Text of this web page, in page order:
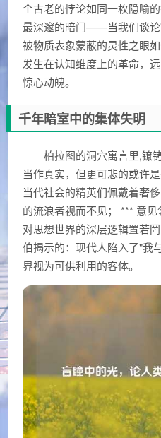
个古老的悖论如同一枚隐喻
最深邃的暗门——当我们谈论
被物质表象蒙蔽的灵性之眼
发生在认知维度上的革命，
惊心动魄。
千年暗室中的集体失明
柏拉图的洞穴寓言里,镣
当作真实，但更可悲的或许
当代社会的精英们佩戴着奢
的流浪者视而不见； *** 意
对思想世界的深层逻辑置若
伯揭示的：现代人陷入了"我
界视为可供利用的客体。